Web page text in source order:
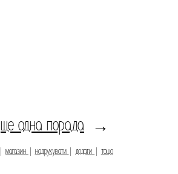
ще одна порада →
магазин надрукувати додати тощо